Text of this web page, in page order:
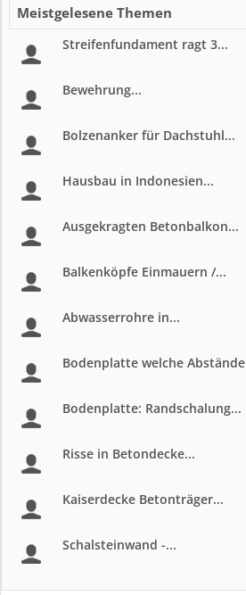
Meistgelesene Themen
Streifenfundament ragt 3...
Bewehrung...
Bolzenanker für Dachstuhl...
Hausbau in Indonesien...
Ausgekragten Betonbalkon...
Balkenköpfe Einmauern /...
Abwasserrohre in...
Bodenplatte welche Abstände
Bodenplatte: Randschalung...
Risse in Betondecke...
Kaiserdecke Betonträger...
Schalsteinwand -...